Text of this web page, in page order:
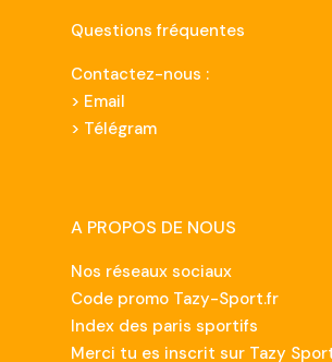
Questions fréquentes
Contactez-nous :
> Email
> Télégram
A PROPOS DE NOUS
Nos réseaux sociaux
Code promo Tazy-Sport.fr
Index des paris sportifs
Merci tu es inscrit sur Tazy